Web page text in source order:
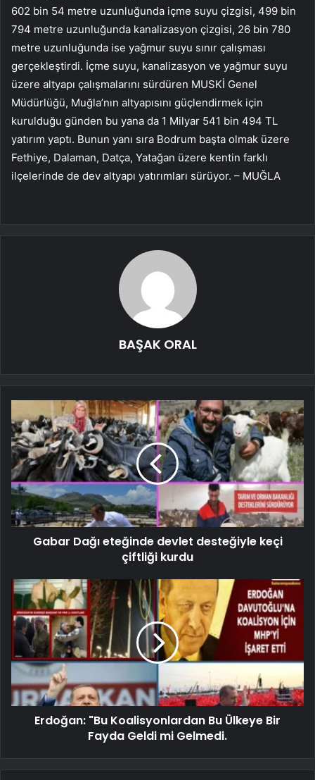
602 bin 54 metre uzunluğunda içme suyu çizgisi, 499 bin
794 metre uzunluğunda kanalizasyon çizgisi, 26 bin 780
metre uzunluğunda ise yağmur suyu sınır çalışması
gerçekleştirdi. İçme suyu, kanalizasyon ve yağmur suyu
üzere altyapı çalışmalarını sürdüren MUSKİ Genel
Müdürlüğü, Muğla’nın altyapısını güçlendirmek için
kurulduğu günden bu yana da 1 Milyar 541 bin 494 TL
yatırım yaptı. Bunun yanı sıra Bodrum başta olmak üzere
Fethiye, Dalaman, Datça, Yatağan üzere kentin farklı
ilçelerinde de dev altyapı yatırımları sürüyor. – MUĞLA
BAŞAK ORAL
Gabar Dağı eteğinde devlet desteğiyle keçi
çiftliği kurdu
Erdoğan: "Bu Koalisyonlardan Bu Ülkeye Bir
Fayda Geldi mi Gelmedi.